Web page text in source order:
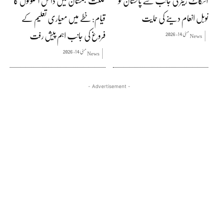
نوبل انعام دینے کی حمایت
Newsمئی 14, 2026
قیام: خطے میں معیاری تعلیم کے
فروغ کی جانب اہم پیش رفت
Newsمئی 14, 2026
- Advertisement -